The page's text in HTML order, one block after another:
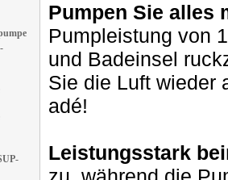
Pumpen Sie alles
Pumpleistung von
und Badeinsel
Sie die Luft wieder
adé!
Leistungsstark